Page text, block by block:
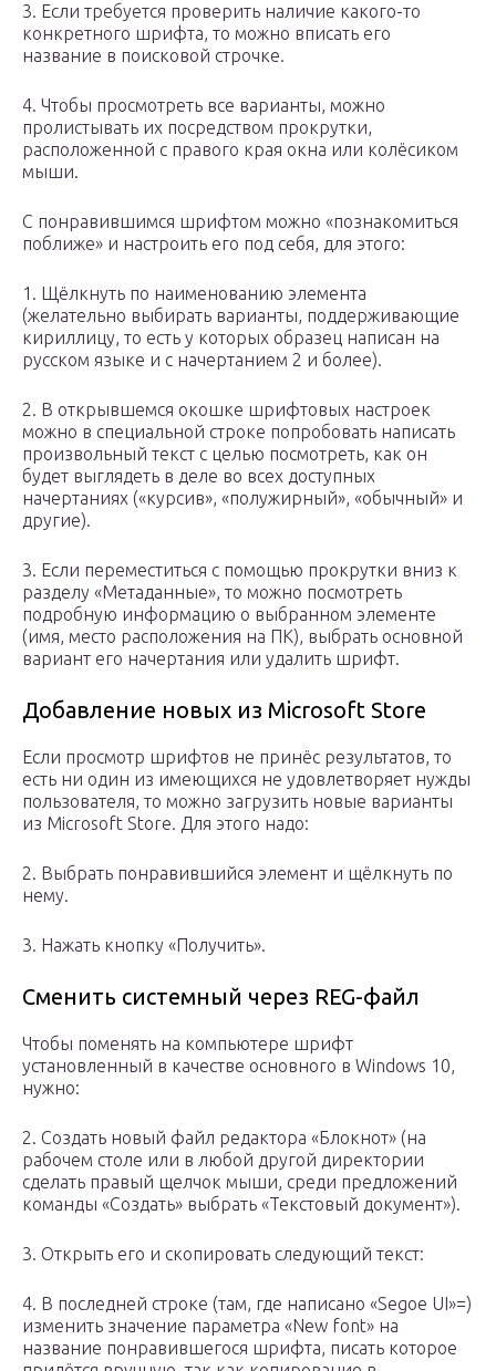
3. Если требуется проверить наличие какого-то
конкретного шрифта, то можно вписать его
название в поисковой строчке.
4. Чтобы просмотреть все варианты, можно
пролистывать их посредством прокрутки,
расположенной с правого края окна или колёсиком
мыши.
С понравившимся шрифтом можно «познакомиться
поближе» и настроить его под себя, для этого:
1. Щёлкнуть по наименованию элемента
(желательно выбирать варианты, поддерживающие
кириллицу, то есть у которых образец написан на
русском языке и с начертанием 2 и более).
2. В открывшемся окошке шрифтовых настроек
можно в специальной строке попробовать написать
произвольный текст с целью посмотреть, как он
будет выглядеть в деле во всех доступных
начертаниях («курсив», «полужирный», «обычный» и
другие).
3. Если переместиться с помощью прокрутки вниз к
разделу «Метаданные», то можно посмотреть
подробную информацию о выбранном элементе
(имя, место расположения на ПК), выбрать основной
вариант его начертания или удалить шрифт.
Добавление новых из Microsoft Store
Если просмотр шрифтов не принёс результатов, то
есть ни один из имеющихся не удовлетворяет нужды
пользователя, то можно загрузить новые варианты
из Microsoft Store. Для этого надо:
2. Выбрать понравившийся элемент и щёлкнуть по
нему.
3. Нажать кнопку «Получить».
Сменить системный через REG-файл
Чтобы поменять на компьютере шрифт
установленный в качестве основного в Windows 10,
нужно:
2. Создать новый файл редактора «Блокнот» (на
рабочем столе или в любой другой директории
сделать правый щелчок мыши, среди предложений
команды «Создать» выбрать «Текстовый документ»).
3. Открыть его и скопировать следующий текст:
4. В последней строке (там, где написано «Segoe UI»=)
изменить значение параметра «New font» на
название понравившегося шрифта, писать которое